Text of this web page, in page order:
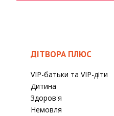
ДІТВОРА ПЛЮС
VIP-батьки та VIP-діти
Дитина
Здоров'я
Немовля